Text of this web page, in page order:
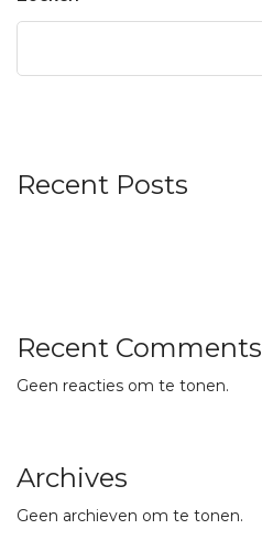
Recent Posts
Recent Comments
Geen reacties om te tonen.
Archives
Geen archieven om te tonen.